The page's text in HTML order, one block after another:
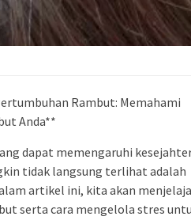
Rambut: Memahami
Anda**
dapat memengaruhi
tidak langsung terlihat adalah
artikel ini, kita akan
serta cara mengelola stres